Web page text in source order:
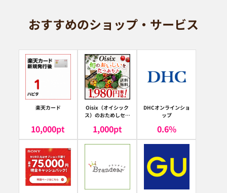
おすすめのショップ・サービス
楽天カード
10,000pt
Oisix（オイシック
ス）のおためしセッ
1,000pt
DHCオンラインショ
ップ
0.6%